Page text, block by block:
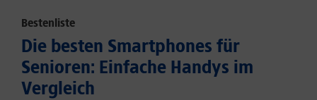
Bestenliste
Die besten Smartphones für
Senioren: Einfache Handys im
Vergleich